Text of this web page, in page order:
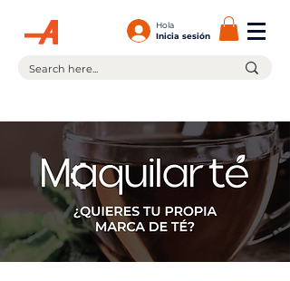
Hola
Inicia sesión